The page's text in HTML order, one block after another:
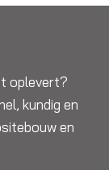
oplevert?
kundig en
en